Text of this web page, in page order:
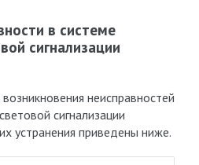
в системе
сигнализации
неисправностей
сигнализации
устранения приведены ниже.